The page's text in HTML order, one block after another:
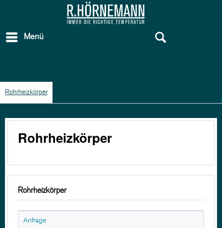
Menü
Rohrheizkörper
Rohrheizkörper
Rohrheizkörper